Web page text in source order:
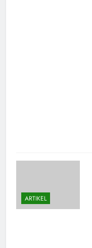
ARTIKEL